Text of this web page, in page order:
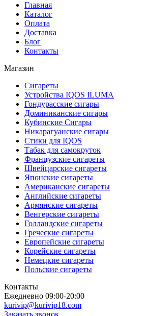
Главная
Каталог
Оплата
Доставка
Блог
Контакты
Магазин
Сигареты
Устройства IQOS ILUMA
Гондурасские сигары
Доминиканские сигары
Кубинские Сигары
Никарагуанские сигары
Стики для IQOS
Табак для самокруток
Французские сигареты
Швейцарские сигареты
Японские сигареты
Американские сигареты
Английские сигареты
Армянские сигареты
Венгерские сигареты
Голландские сигареты
Греческие сигареты
Европейские сигареты
Корейские сигареты
Немецкие сигареты
Польские сигареты
Контакты
Ежедневно 09:00-20:00
kurivip@kurivip18.com